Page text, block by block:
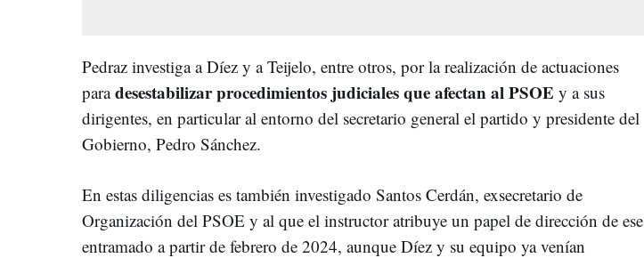
Pedraz investiga a Díez y a Teijelo, entre otros, por la realización de actuaciones
paradesestabilizar procedimientos judiciales que afectan al PSOE y a sus
dirigentes, en particular al entorno del secretario general el partido y presidente del
Gobierno, Pedro Sánchez.
En estas diligencias es también investigado Santos Cerdán, exsecretario de
Organización del PSOE y al que el instructor atribuye un papel de dirección de ese
entramado a partir de febrero de 2024, aunque Díez y su equipo ya venían